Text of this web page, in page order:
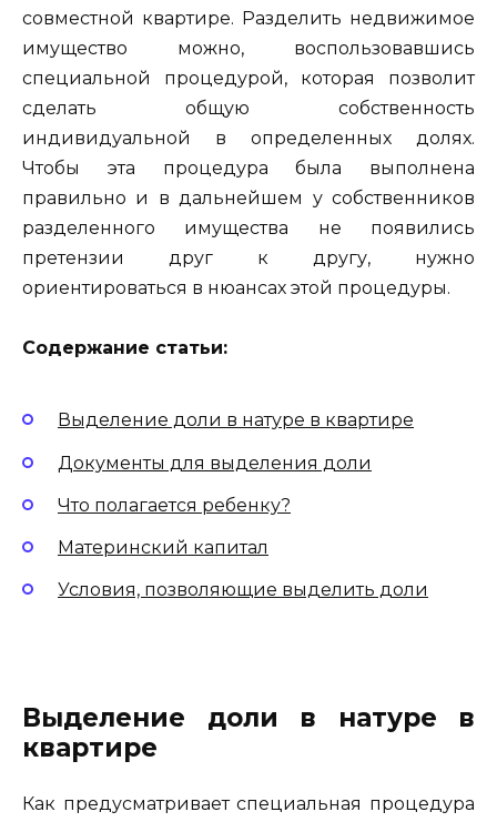
совместной квартире. Разделить недвижимое
имущество можно, воспользовавшись
специальной процедурой, которая позволит
сделать общую собственность
индивидуальной в определенных долях.
Чтобы эта процедура была выполнена
правильно и в дальнейшем у собственников
разделенного имущества не появились
претензии друг к другу, нужно
ориентироваться в нюансах этой процедуры.
Содержание статьи:
Выделение доли в натуре в квартире
Документы для выделения доли
Что полагается ребенку?
Материнский капитал
Условия, позволяющие выделить доли
Выделение доли в натуре в
квартире
Как предусматривает специальная процедура